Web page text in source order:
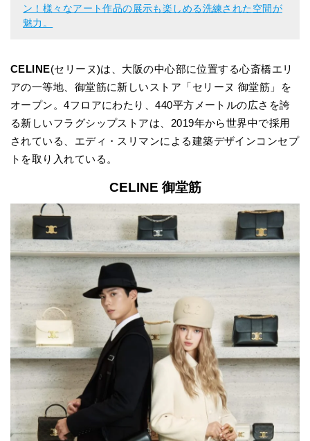
ン！様々なアート作品の展示も楽しめる洗練された空間が
魅力。
CELINE(セリーヌ)は、大阪の中心部に位置する心斎橋エリ
アの一等地、御堂筋に新しいストア「セリーヌ 御堂筋」を
オープン。4フロアにわたり、440平方メートルの広さを誇
る新しいフラグシップストアは、2019年から世界中で採用
されている、エディ・スリマンによる建築デザインコンセプ
トを取り入れている。
CELINE 御堂筋